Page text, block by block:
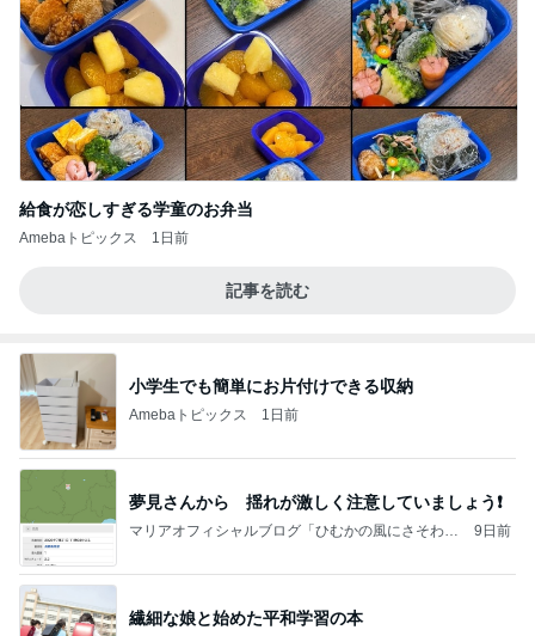
給食が恋しすぎる学童のお弁当
Amebaトピックス 1日前
記事を読む
小学生でも簡単にお片付けできる収納
Amebaトピックス 1日前
夢見さんから 揺れが激しく注意していましょう❗️
マリアオフィシャルブログ「ひむかの風にさそわれ
9日前
繊細な娘と始めた平和学習の本